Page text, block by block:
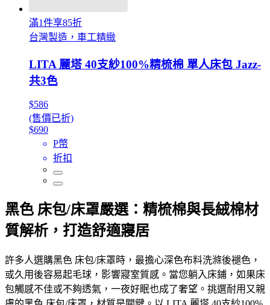
滿1件享85折
台灣製造，車工精緻
LITA 麗塔 40支紗100%精梳棉 單人床包 Jazz-
共3色
$586
(售價已折)
$690
P幣
折扣
黑色 床包/床罩嚴選：精梳棉與長絨棉材
質解析，打造舒適寢居
許多人選購黑色 床包/床罩時，最擔心深色布料洗滌後褪色，
或久用後容易起毛球，影響寢室質感。當您躺入床鋪，如果床
包觸感不佳或不夠透氣，一夜好眠也成了奢望。挑選耐用又親